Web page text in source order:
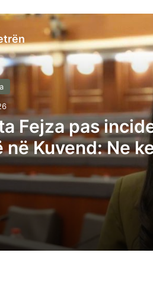
Fejza pas
në Kuvend: Ne
kundër
këta